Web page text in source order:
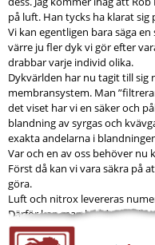
på luft. Han tycks ha klarat sig
Vi kan egentligen bara säga
värre ju fler dyk vi gör efter
drabbar varje individ olika.
Dykvärlden har nu tagit till
membransystem. Man
det viset har vi en säker och
blandning av syrgas och
exakta andelarna i
Var och en av oss behöver nu
Först då kan vi vara säkra på
göra.
Luft och nitrox levereras
Därför kan man hävda att alla